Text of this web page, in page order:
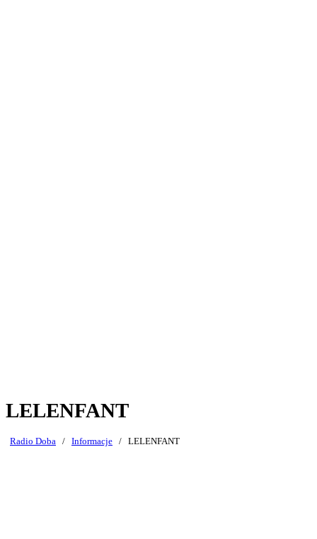
LELENFANT
Radio Doba / Informacje / LELENFANT